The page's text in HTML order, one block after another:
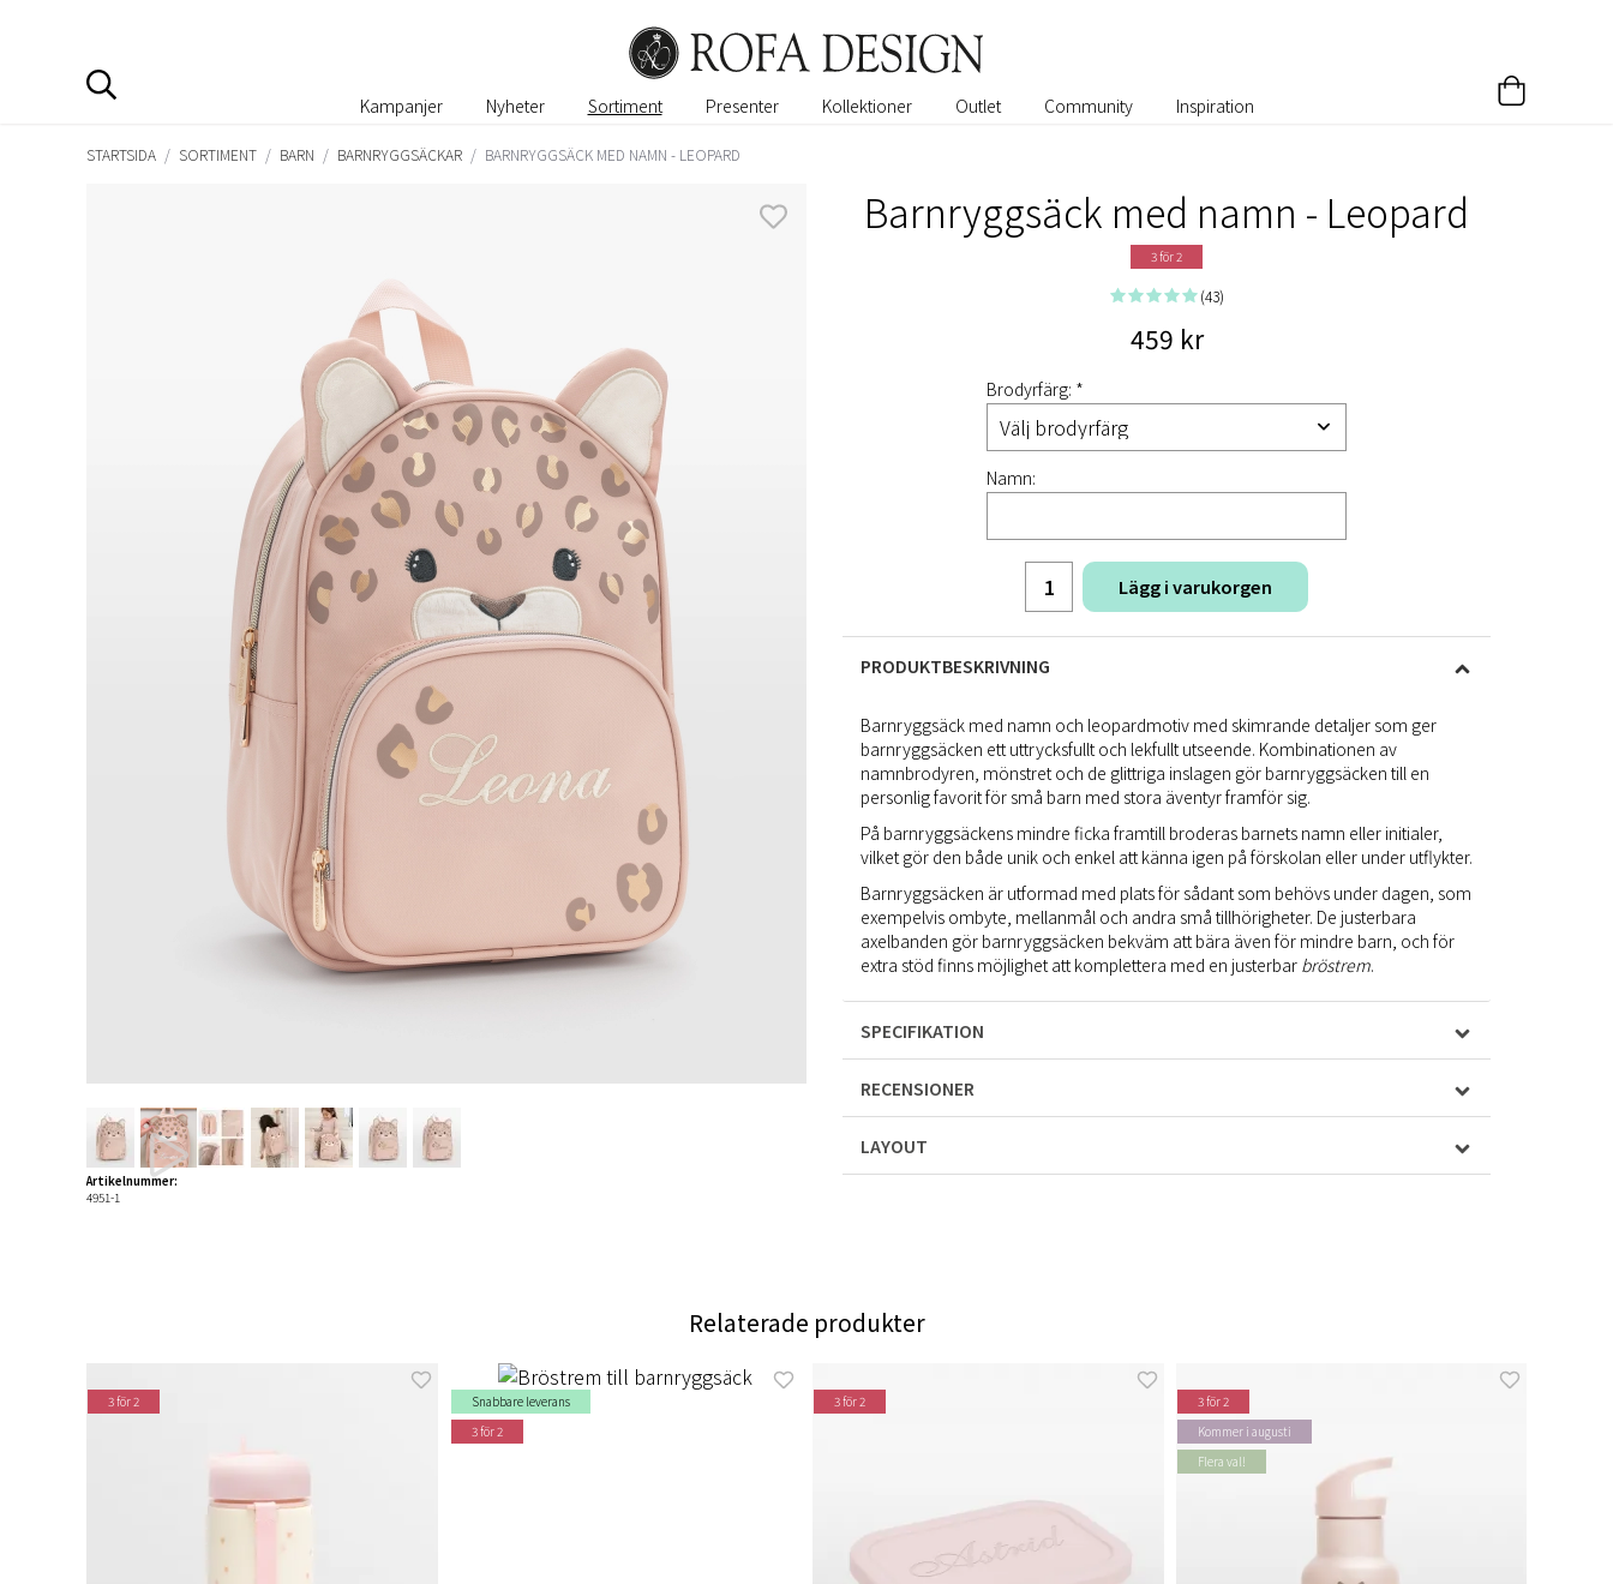
Kampanjer Nyheter Sortiment Presenter Kollektioner Outlet Community Inspiration
STARTSIDA / SORTIMENT / BARN / BARNRYGGSÄCKAR / BARNRYGGSÄCK MED NAMN - LEOPARD
Barnryggsäck med namn - Leopard
3 för 2
(43)
459 kr
Brodyrfärg: *
Namn:
Lägg i varukorgen
PRODUKTBESKRIVNING
Barnryggsäck med namn och leopardmotiv med skimrande detaljer som ger
barnryggsäcken ett uttrycksfullt och lekfullt utseende. Kombinationen av
namnbrodyren, mönstret och de glittriga inslagen gör barnryggsäcken till en
personlig favorit för små barn med stora äventyr framför sig.
På barnryggsäckens mindre ficka framtill broderas barnets namn eller initialer,
vilket gör den både unik och enkel att känna igen på förskolan eller under utflykter.
Barnryggsäcken är utformad med plats för sådant som behövs under dagen, som
exempelvis ombyte, mellanmål och andra små tillhörigheter. De justerbara
axelbanden gör barnryggsäcken bekväm att bära även för mindre barn, och för
extra stöd finns möjlighet att komplettera med en justerbar bröstrem.
SPECIFIKATION
RECENSIONER
LAYOUT
Artikelnummer:
4951-1
Relaterade produkter
3 för 2
Snabbare leverans
3 för 2
3 för 2
3 för 2
Kommer i augusti
Flera val!